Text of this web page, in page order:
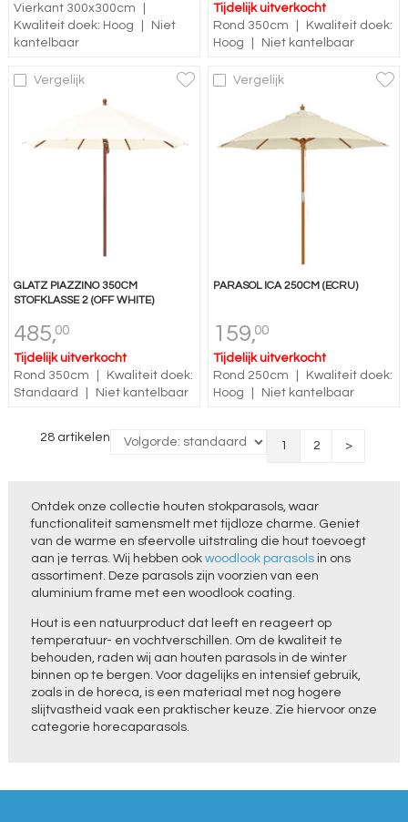
Vierkant 300x300cm
Kwaliteit doek: Hoog
Niet
kantelbaar
Tijdelijk uitverkocht
Rond 350cm
Kwaliteit doek:
Hoog
Niet kantelbaar
Vergelijk
GLATZ PIAZZINO 350CM
STOFKLASSE 2 (OFF WHITE)
485,00
Tijdelijk uitverkocht
Rond 350cm
Kwaliteit doek:
Standaard
Niet kantelbaar
Vergelijk
PARASOL ICA 250CM (ECRU)
159,00
Tijdelijk uitverkocht
Rond 250cm
Kwaliteit doek:
Hoog
Niet kantelbaar
28 artikelen
1 2 >
Ontdek onze collectie houten stokparasols, waar
functionaliteit samensmelt met tijdloze charme. Geniet
van de warme en sfeervolle uitstraling die hout toevoegt
aan je terras. Wij hebben ook woodlook parasolsin ons
assortiment. Deze parasols zijn voorzien van een
aluminium frame met een woodlook coating.
Hout is een natuurproduct dat leeft en reageert op
temperatuur- en vochtverschillen. Om de kwaliteit te
behouden, raden wij aan houten parasols in de winter
binnen op te bergen. Voor dagelijks en intensief gebruik,
zoals in de horeca, is een materiaal met nog hogere
slijtvastheid vaak een praktischer keuze. Zie hiervoor onze
categorie horecaparasols.